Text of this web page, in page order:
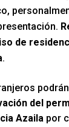
de
.
del
Azailapor